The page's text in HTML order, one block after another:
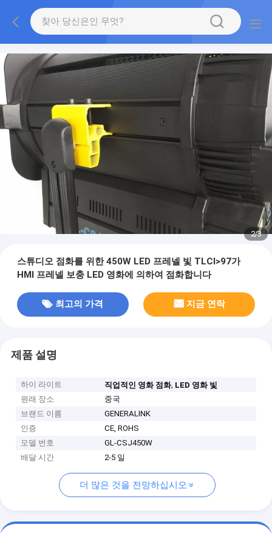
2/3
스튜디오 점화를 위한 450W LED 프레넬 빛 TLCI>97가
HMI 프레넬 보충 LED 영화에 의하여 점화합니다
최고의 가격 지금 연락
제품 설명
하이 라이트 직업적인 영화 점화, LED 영화 빛
원래 장소
중국
브랜드 이름
GENERALINK
인증
CE, ROHS
모델 번호
GL-CSJ450W
배달 시간
2-5 일
더 많은 것을 전망하십시오